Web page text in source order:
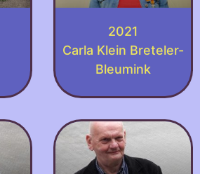
2021
Carla Klein Breteler-
Bleumink